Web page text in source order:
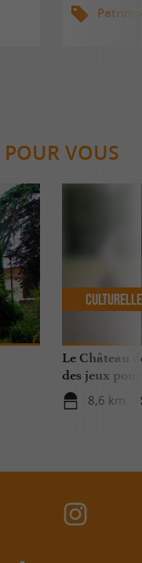
POUR VOUS
Le Château
des jeux
8,6 km -
Culturelle